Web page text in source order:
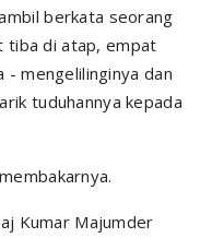
berkata seorang
tiba di atap, empat
- mengelilinginya dan
tuduhannya kepada
Kumar Majumder